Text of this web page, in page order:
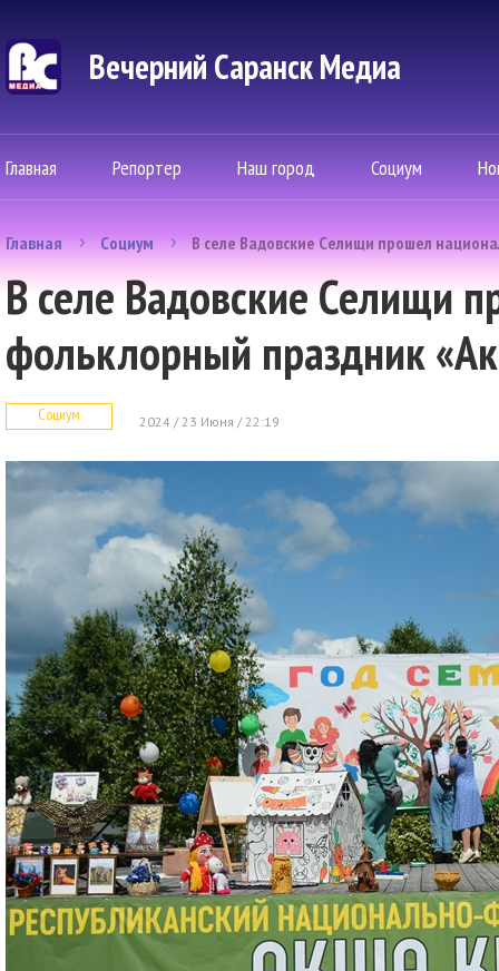
Вечерний Саранск Mедиа
Главная Репортер Наш город Социум
Главная Социум В селе Вадовские Селищи прошел
В селе Вадовские Селищи
фольклорный праздник
Социум 2024 / 23 Июня / 22:19